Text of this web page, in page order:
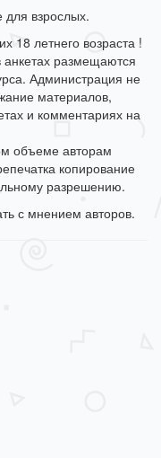
для взрослых.
18 летнего возраста !
размещаются
Администрация не
материалов,
и комментариях на
объеме авторам
копирование
разрешению.
с мнением авторов.